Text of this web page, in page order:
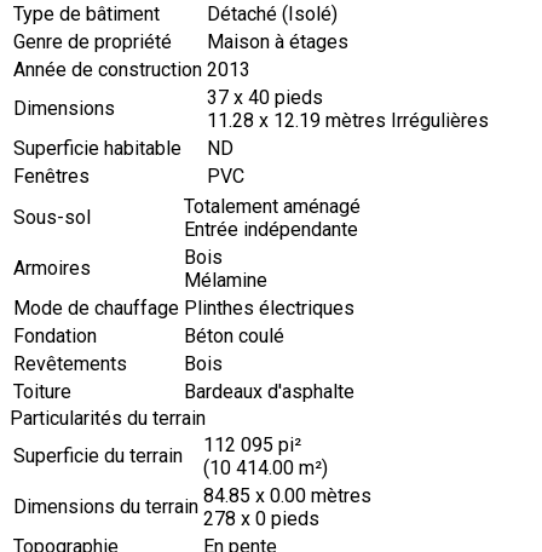
Type de bâtiment
Détaché (Isolé)
Genre de propriété
Maison à étages
Année de construction 2013
Dimensions
37 x 40 pieds
11.28 x 12.19 mètres Irrégulières
Superficie habitable
ND
Fenêtres
PVC
Sous-sol
Totalement aménagé
Entrée indépendante
Armoires
Bois
Mélamine
Mode de chauffage Plinthes électriques
Fondation
Béton coulé
Revêtements
Bois
Toiture
Bardeaux d'asphalte
Particularités du terrain
Superficie du terrain
112 095 pi²
(10 414.00 m²)
Dimensions du terrain 84.85 x 0.00 mètres
278 x 0 pieds
Topographie
En pente